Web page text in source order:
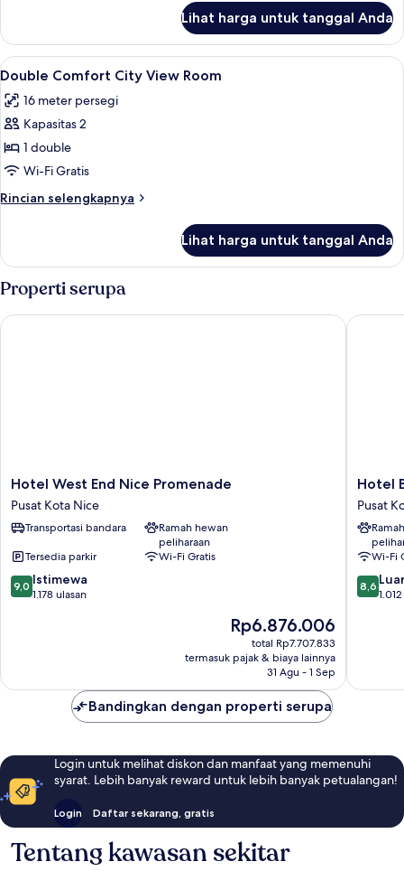
terrace
Double
Comfort
sea
with
terrace
Lihat harga untuk tanggal Anda
Lihat
semua
foto
untuk
Double
Comfort
City
View
Seprai antialergi, brankas, meja
3
Double Comfort City View Room
16 meter persegi
Kapasitas 2
1 double
Wi-Fi Gratis
Rincian selengkapnya
Rincian
Double
Comfort
City
View
Room
Lihat harga untuk tanggal Anda
Properti serupa
Hotel
West
End
Nice
Pusat
Kota
Nice
Hotel West End Nice Promenade
Pusat Kota Nice
Transportasi bandara
Ramah hewan
peliharaan
Tersedia parkir
Wi-Fi Gratis
9.0
dari
9,0 Istimewa
1.178 ulasan
Harga
sekarang
Rp6.876.006
Rp6.876.006
total Rp7.707.833
termasuk pajak & biaya lainnya
31 Agu - 1 Sep
Hotel West End Nice Promenade
Hotel
Beau
Rivage
Pusat
Kota
Nice
Hotel
Pusat
Wi-Fi
8.6
dari
8,6
Hotel
Bandingkan dengan properti serupa
Login untuk melihat diskon dan manfaat yang memenuhi
syarat. Lebih banyak reward untuk lebih banyak petualangan!
Login Daftar sekarang, gratis
Tentang kawasan sekitar